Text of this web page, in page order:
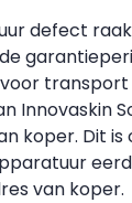
defect
Innovaskin
koper. Dit is
van koper.